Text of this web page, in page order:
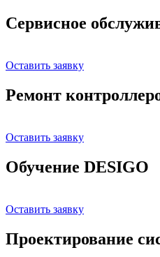
Сервисное
Оставить заявку
Ремонт
Оставить заявку
Обучение DESIGO
Оставить заявку
Проектирование